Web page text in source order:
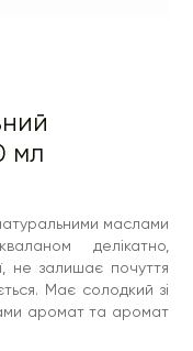
Cocamidopropyl
Sulfate (and)
мл
маслами
делікатно,
не залишає почуття
Має солодкий зі
аромат та аромат